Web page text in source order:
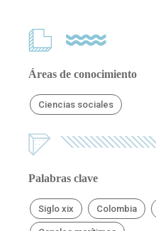
Áreas de conocimiento
Ciencias sociales
Palabras clave
Siglo xix Colombia